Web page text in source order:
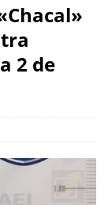
2 de